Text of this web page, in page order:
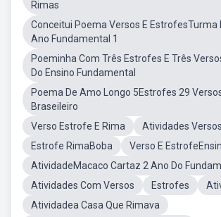
Rimas
Conceitui Poema Versos E EstrofesTurma
Ano Fundamental 1
Poeminha Com Três Estrofes E Três
Do Ensino Fundamental
Poema De Amo Longo 5Estrofes 29
Braseileiro
Verso Estrofe E Rima
Atividades
Estrofe RimaBoba
Verso E
AtividadeMacaco Cartaz 2 Ano Do
Atividades Com Versos
Estrofes
Atividadea Casa Que Rimava